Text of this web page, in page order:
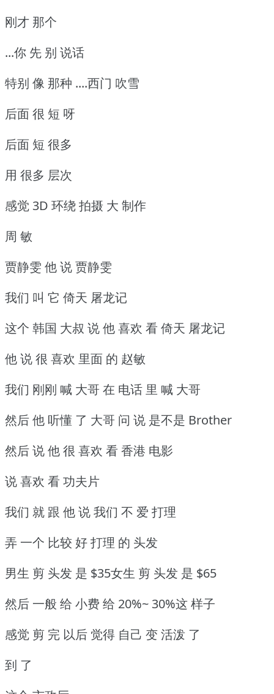
刚才 那个
...你 先 别 说话
特别 像 那种 ....西门 吹雪
后面 很 短 呀
后面 短 很多
用 很多 层次
感觉 3D 环绕 拍摄 大 制作
周 敏
贾静雯 他 说 贾静雯
我们 叫 它 倚天 屠龙记
这个 韩国 大叔 说 他 喜欢 看 倚天 屠龙记
他 说 很 喜欢 里面 的 赵敏
我们 刚刚 喊 大哥 在 电话 里 喊 大哥
然后 他 听懂 了 大哥 问 说 是不是 Brother
然后 说 他 很 喜欢 看 香港 电影
说 喜欢 看 功夫片
我们 就 跟 他 说 我们 不 爱 打理
弄 一个 比较 好 打理 的 头发
男生 剪 头发 是 $35女生 剪 头发 是 $65
然后 一般 给 小费 给 20%~ 30%这 样子
感觉 剪 完 以后 觉得 自己 变 活泼 了
到 了